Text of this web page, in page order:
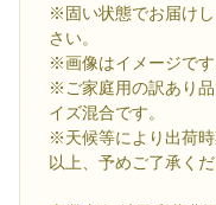
※固い状態でお届け
さい。
※画像はイメージです
※ご家庭用の訳あり
イズ混合です。
※天候等により出荷時
以上、予めご了承くだ